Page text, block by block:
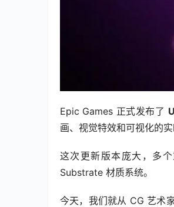
Epic Games 正式发布了
画、视觉特效和可视化的
这次更新版本庞大，多
Substrate 材质系统。
今天，我们就从 CG 艺术